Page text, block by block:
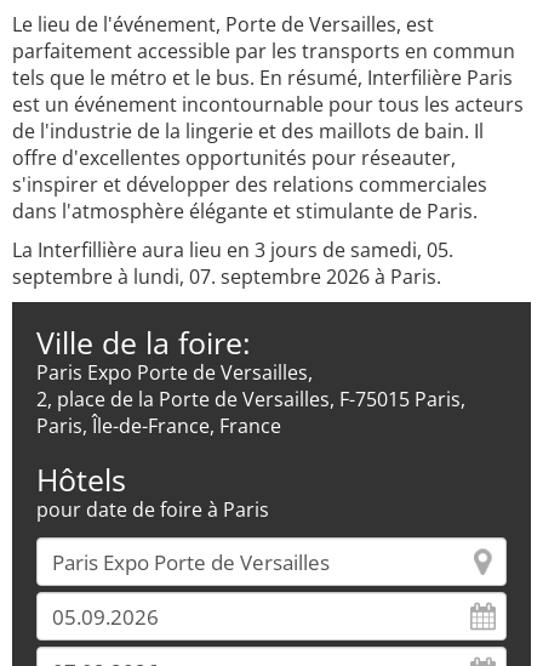
Le lieu de l'événement, Porte de Versailles, est
parfaitement accessible par les transports en commun
tels que le métro et le bus. En résumé, Interfilière Paris
est un événement incontournable pour tous les acteurs
de l'industrie de la lingerie et des maillots de bain. Il
offre d'excellentes opportunités pour réseauter,
s'inspirer et développer des relations commerciales
dans l'atmosphère élégante et stimulante de Paris.
La Interfillière aura lieu en 3 jours de samedi, 05.
septembre à lundi, 07. septembre 2026 à Paris.
Ville de la foire:
Paris Expo Porte de Versailles,
2, place de la Porte de Versailles, F-75015 Paris,
Paris, Île-de-France, France
Hôtels
pour date de foire à Paris